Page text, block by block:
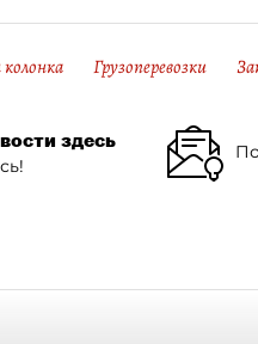
Грузоперевозки
здесь